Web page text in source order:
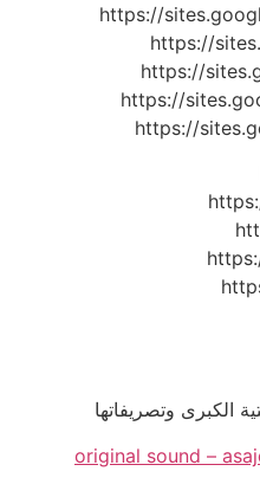
https://
https://
https://
https://
https://
الكبرى وتصريفاتها
♬ original sound –